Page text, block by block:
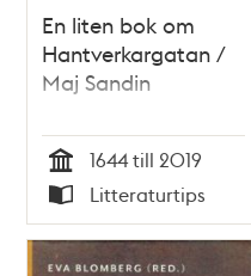
En liten bok om
Hantverkargatan /
Maj Sandin
Tid
1644 till 2019
Typ
Litteraturtips